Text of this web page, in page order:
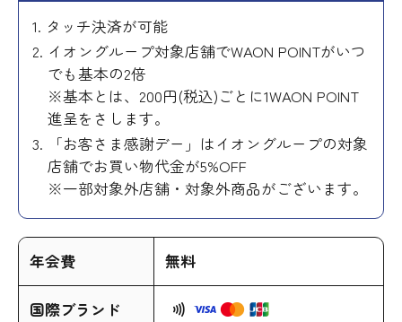
タッチ決済が可能
イオングループ対象店舗でWAON POINTがいつ
でも基本の2倍
※基本とは、200円(税込)ごとに1WAON POINT
進呈をさします。
「お客さま感謝デー」はイオングループの対象
店舗でお買い物代金が5%OFF
※一部対象外店舗・対象外商品がございます。
年会費 無料
国際ブランド